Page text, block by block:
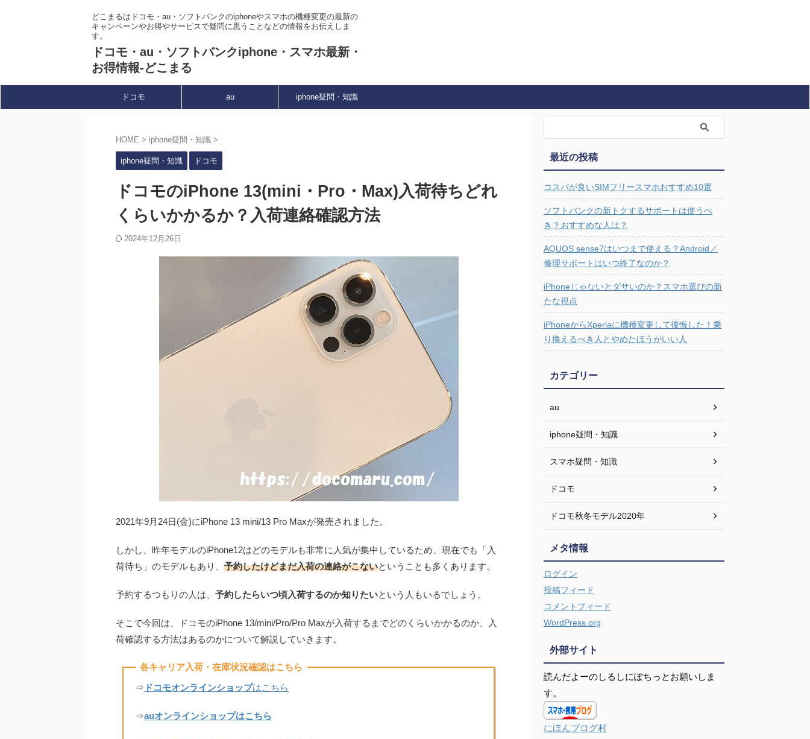
どこまるはドコモ・au・ソフトバンクのiphoneやスマホの機種変更の最新の
キャンペーンやお得やサービスで疑問に思うことなどの情報をお伝えしま
す。
ドコモ・au・ソフトバンクiphone・スマホ最新・
お得情報-どこまる
ドコモ au iphone疑問・知識
HOME > iphone疑問・知識 >
iphone疑問・知識 ドコモ
ドコモのiPhone 13(mini・Pro・Max)入荷待ちどれ
くらいかかるか？入荷連絡確認方法
2024年12月26日
2021年9月24日(金)にiPhone 13 mini/13 Pro Maxが発売されました。
しかし、昨年モデルのiPhone12はどのモデルも非常に人気が集中しているため、現在でも「入
荷待ち」のモデルもあり、 予約したけどまだ入荷の連絡がこないということも多くあります。
予約するつもりの人は、 予約したらいつ頃入荷するのか知りたいという人もいるでしょう。
そこで今回は、ドコモのiPhone 13/mini/Pro/Pro Maxが入荷するまでどのくらいかかるのか、入
荷確認する方法はあるのかについて解説していきます。
各キャリア入荷・在庫状況確認はこちら
⇒ ドコモオンラインショップはこちら
⇒auオンラインショップはこちら
最近の投稿
コスパが良いSIMフリースマホおすすめ10選
ソフトバンクの新トクするサポートは使うべ
き？おすすめな人は？
AQUOS sense7はいつまで使える？Android／
修理サポートはいつ終了なのか？
iPhoneじゃないとダサいのか？スマホ選びの新
たな視点
iPhoneからXperiaに機種変更して後悔した！乗
り換えるべき人とやめたほうがいい人
カテゴリー
au
iphone疑問・知識
スマホ疑問・知識
ドコモ
ドコモ秋冬モデル2020年
メタ情報
ログイン
投稿フィード
コメントフィード
WordPress.org
外部サイト
読んだよーのしるしにぽちっとお願いしま
す。
にほんブログ村